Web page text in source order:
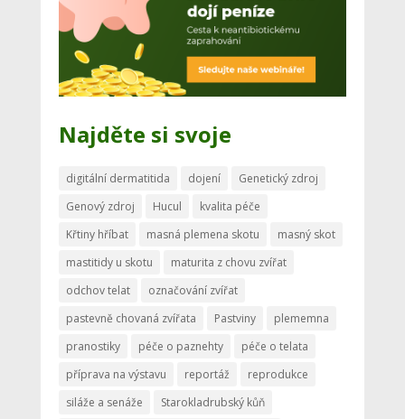
Najděte si svoje
digitální dermatitida dojení
Genetický zdroj
Genový zdroj
Hucul
kvalita péče
Křtiny hříbat
masná plemena skotu
masný skot
mastitidy u skotu
maturita z chovu zvířat
odchov telat
označování zvířat
pastevně chovaná zvířata
Pastviny
plememna
pranostiky
péče o paznehty
péče o telata
příprava na výstavu
reportáž
reprodukce
siláže a senáže
Starokladrubský kůň